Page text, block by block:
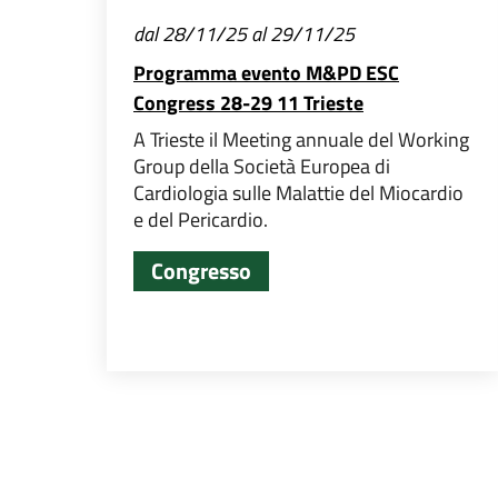
dal 28/11/25 al 29/11/25
Programma evento M&PD ESC
Congress 28-29 11 Trieste
A Trieste il Meeting annuale del Working
Group della Società Europea di
Cardiologia sulle Malattie del Miocardio
e del Pericardio.
Congresso